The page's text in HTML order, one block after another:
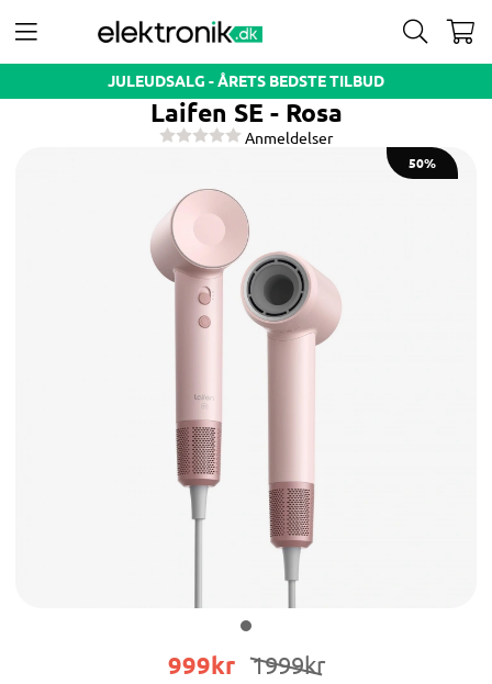
JULEUDSALG - ÅRETS BEDSTE TILBUD
Laifen SE - Rosa
Anmeldelser
50
1999kr
999kr